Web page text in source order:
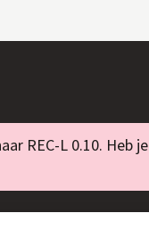
REC-L 0.10. Heb je